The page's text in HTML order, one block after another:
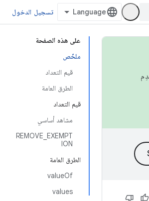
تسجيل الدخول
على هذه الصفحة
ملخّص
قيم التعداد
الطرق العامة
قيم التعداد
مشاهد أساسي
REMOVE_EXEMPT
ION
الطرق العامة
valueOf
values